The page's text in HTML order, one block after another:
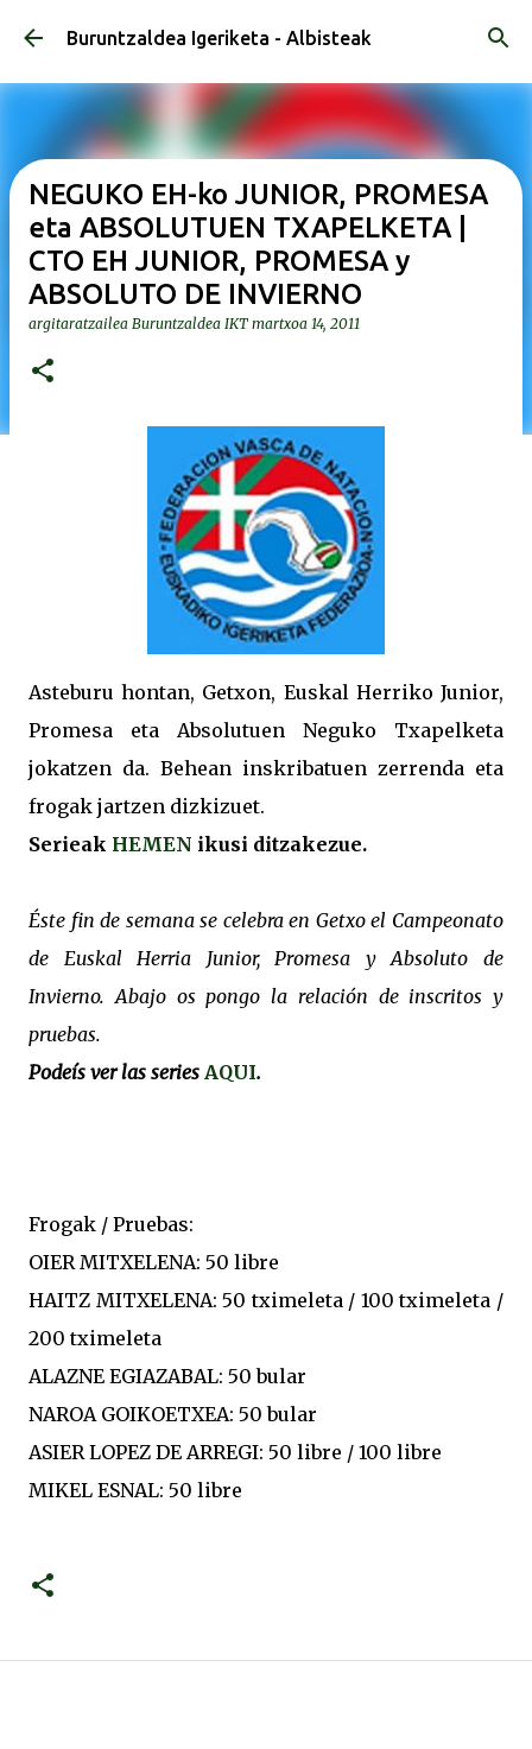
Saltatu eta joan eduki nagusira
Buruntzaldea Igeriketa - Albisteak
NEGUKO EH-ko JUNIOR, PROMESA
eta ABSOLUTUEN TXAPELKETA |
CTO EH JUNIOR, PROMESA y
ABSOLUTO DE INVIERNO
argitaratzailea Buruntzaldea IKT martxoa 14, 2011
Asteburu hontan, Getxon, Euskal Herriko Junior,
Promesa eta Absolutuen Neguko Txapelketa
jokatzen da. Behean inskribatuen zerrenda eta
frogak jartzen dizkizuet.
Serieak HEMEN ikusi ditzakezue.
Éste fin de semana se celebra en Getxo el Campeonato
de Euskal Herria Junior, Promesa y Absoluto de
Invierno. Abajo os pongo la relación de inscritos y
pruebas.
Podeís ver las series AQUI.
Frogak / Pruebas:
OIER MITXELENA: 50 libre
HAITZ MITXELENA: 50 tximeleta / 100 tximeleta /
200 tximeleta
ALAZNE EGIAZABAL: 50 bular
NAROA GOIKOETXEA: 50 bular
ASIER LOPEZ DE ARREGI: 50 libre / 100 libre
MIKEL ESNAL: 50 libre